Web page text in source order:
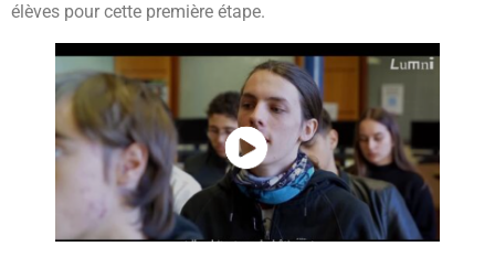
élèves pour cette première étape.